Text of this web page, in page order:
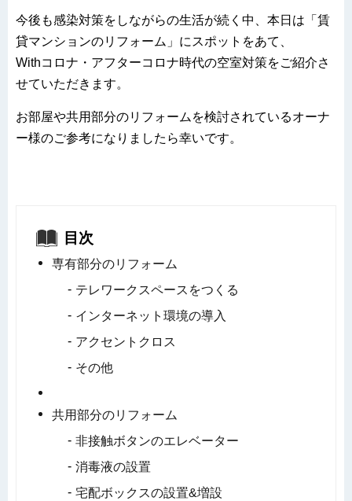
今後も感染対策をしながらの生活が続く中、本日は「賃
貸マンションのリフォーム」にスポットをあて、
Withコロナ・アフターコロナ時代の空室対策をご紹介さ
せていただきます。
お部屋や共用部分のリフォームを検討されているオーナ
ー様のご参考になりましたら幸いです。
目次
専有部分のリフォーム
テレワークスペースをつくる
インターネット環境の導入
アクセントクロス
その他
共用部分のリフォーム
非接触ボタンのエレベーター
消毒液の設置
宅配ボックスの設置&増設